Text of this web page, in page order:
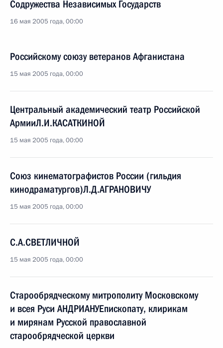
Содружества Независимых Государств
16 мая 2005 года, 00:00
Российскому союзу ветеранов Афганистана
15 мая 2005 года, 00:00
Центральный академический театр Российской
АрмииЛ.И.КАСАТКИНОЙ
15 мая 2005 года, 00:00
Союз кинематографистов России (гильдия
кинодраматургов)Л.Д.АГРАНОВИЧУ
15 мая 2005 года, 00:00
С.А.СВЕТЛИЧНОЙ
15 мая 2005 года, 00:00
Старообрядческому митрополиту Московскому
и всея Руси АНДРИАНУЕпископату, клирикам
и мирянам Русской православной
старообрядческой церкви